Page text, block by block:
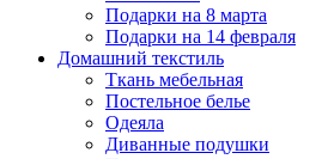
Подарки на 8 марта
Подарки на 14 февраля
Домашний текстиль
Ткань мебельная
Постельное белье
Одеяла
Диванные подушки